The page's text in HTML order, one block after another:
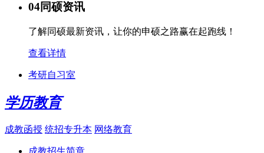
04同硕资讯
了解同硕最新资讯，让你的申硕之路赢在起跑线！
查看详情
考研自习室
学历教育
成教函授 统招专升本 网络教育
成教招生简章